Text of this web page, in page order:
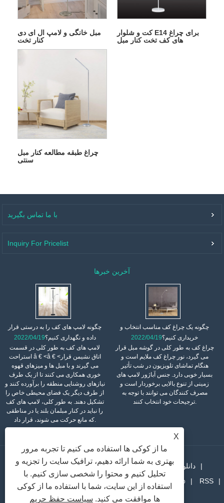
مبل خانگی و لامپ ال ای دی
کنار تخت
کت و شلوار E14 برای چراغ
های کف تخت کنار مبل
چراغ طبقه مطالعه کنار مبل
سنتی
با ما تماس بگیرید
Inquiry For Pricelist
آخرین خبرها
چگونه لامپ های کف را به درستی قرار
داده و نگهداری کنیم؟2022/04/19
لامپ های کف به طور کلی در قسمت
استراحت â € <â € <اتاق نشیمن قرار
می گیرند و با مبل ها و میزهای قهوه
خوری همکاری می کنند تا از یک طرف
نیازهای روشنایی منطقه را برآورده کنند و
از طرف دیگر یک فضای محیطی خاص را
تشکیل دهند. به طور کلی، لامپ های کف
را نباید در کنار مبلمان بلند یا در مناطقی
که مانع حرکت می شوند، قرار داد.
چگونه یک چراغ کف مناسب انتخاب و
خریداری کنیم؟2022/04/19
چراغ کف به طور کلی در گوشه مبل قرار
می گیرد، نور چراغ کف ملایم است و
هنگام تماشای تلویزیون در شب تأثیر
بسیار خوبی دارد. جنس آباژور لامپ های
زمینی از تنوع بالایی برخوردار است و
مصرف کنندگان می توانند با توجه به
ترجیحات خود انتخاب کنند.
صفحه اصلی درباره ما محصولات اخبار
دانلود
ارسال استعلام
با ما تماس بگیرید پیوندها Sitemap
RSS
XML
Privacy Policy
X
ما از کوکی ها استفاده می کنیم تا تجربه مرور
بهتری به شما ارائه دهیم، ترافیک سایت را تجزیه و
تحلیل کنیم و محتوا را شخصی سازی کنیم. با
استفاده از این سایت، شما با استفاده ما از کوکی
ها موافقت می کنید. سیاست حفظ حریم